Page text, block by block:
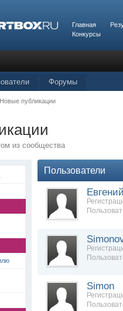
Главная
Конкурсы
Форумы
Новые публикации
из сообщества
Пользователи
Simon